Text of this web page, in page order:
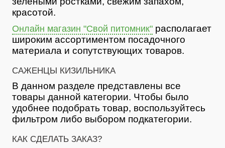
красотой.
Онлайн магазин "Свой питомник" располагает
широким ассортиментом посадочного
материала и сопутствующих товаров.
САЖЕНЦЫ КИЗИЛЬНИКА
В данном разделе представлены все
товары данной категории. Чтобы было
удобнее подобрать товар, воспользуйтесь
фильтром либо выбором подкатегории.
КАК СДЕЛАТЬ ЗАКАЗ?